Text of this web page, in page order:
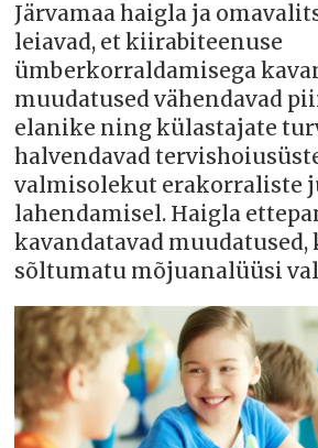
Järvamaa haigla ja
leiavad, et kiirabiteenuse
ümberkorraldamisega
muudatused vähendavad
elanike ning külastajate
halvendavad
valmisolekut erakorraliste
lahendamisel. Haigla
kavandatavad muudatused,
sõltumatu mõjuanalüüsi